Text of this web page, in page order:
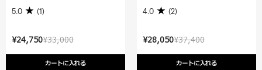
¥33,000
¥24,750
カートに入れる
5.0 (1)
¥37,400
¥28,050
カートに入れる
4.0 (2)